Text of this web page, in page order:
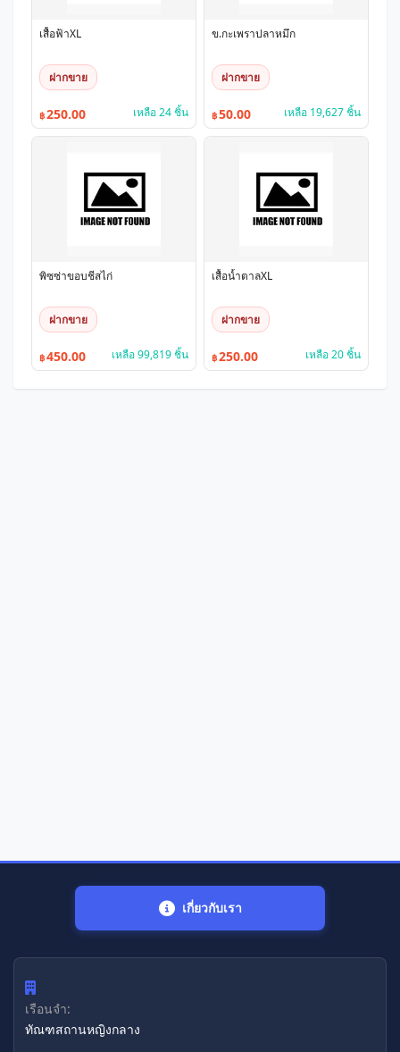
เสื้อฟ้าXL
ฝากขาย
฿250.00 เหลือ 24 ชิ้น
ข.กะเพราปลาหมึก
ฝากขาย
฿50.00 เหลือ 19,627 ชิ้น
พิซซ่าขอบชีสไก่
ฝากขาย
฿450.00 เหลือ 99,819 ชิ้น
เสื้อน้ำตาลXL
ฝากขาย
฿250.00 เหลือ 20 ชิ้น
เกี่ยวกับเรา
เรือนจำ:
ทัณฑสถานหญิงกลาง